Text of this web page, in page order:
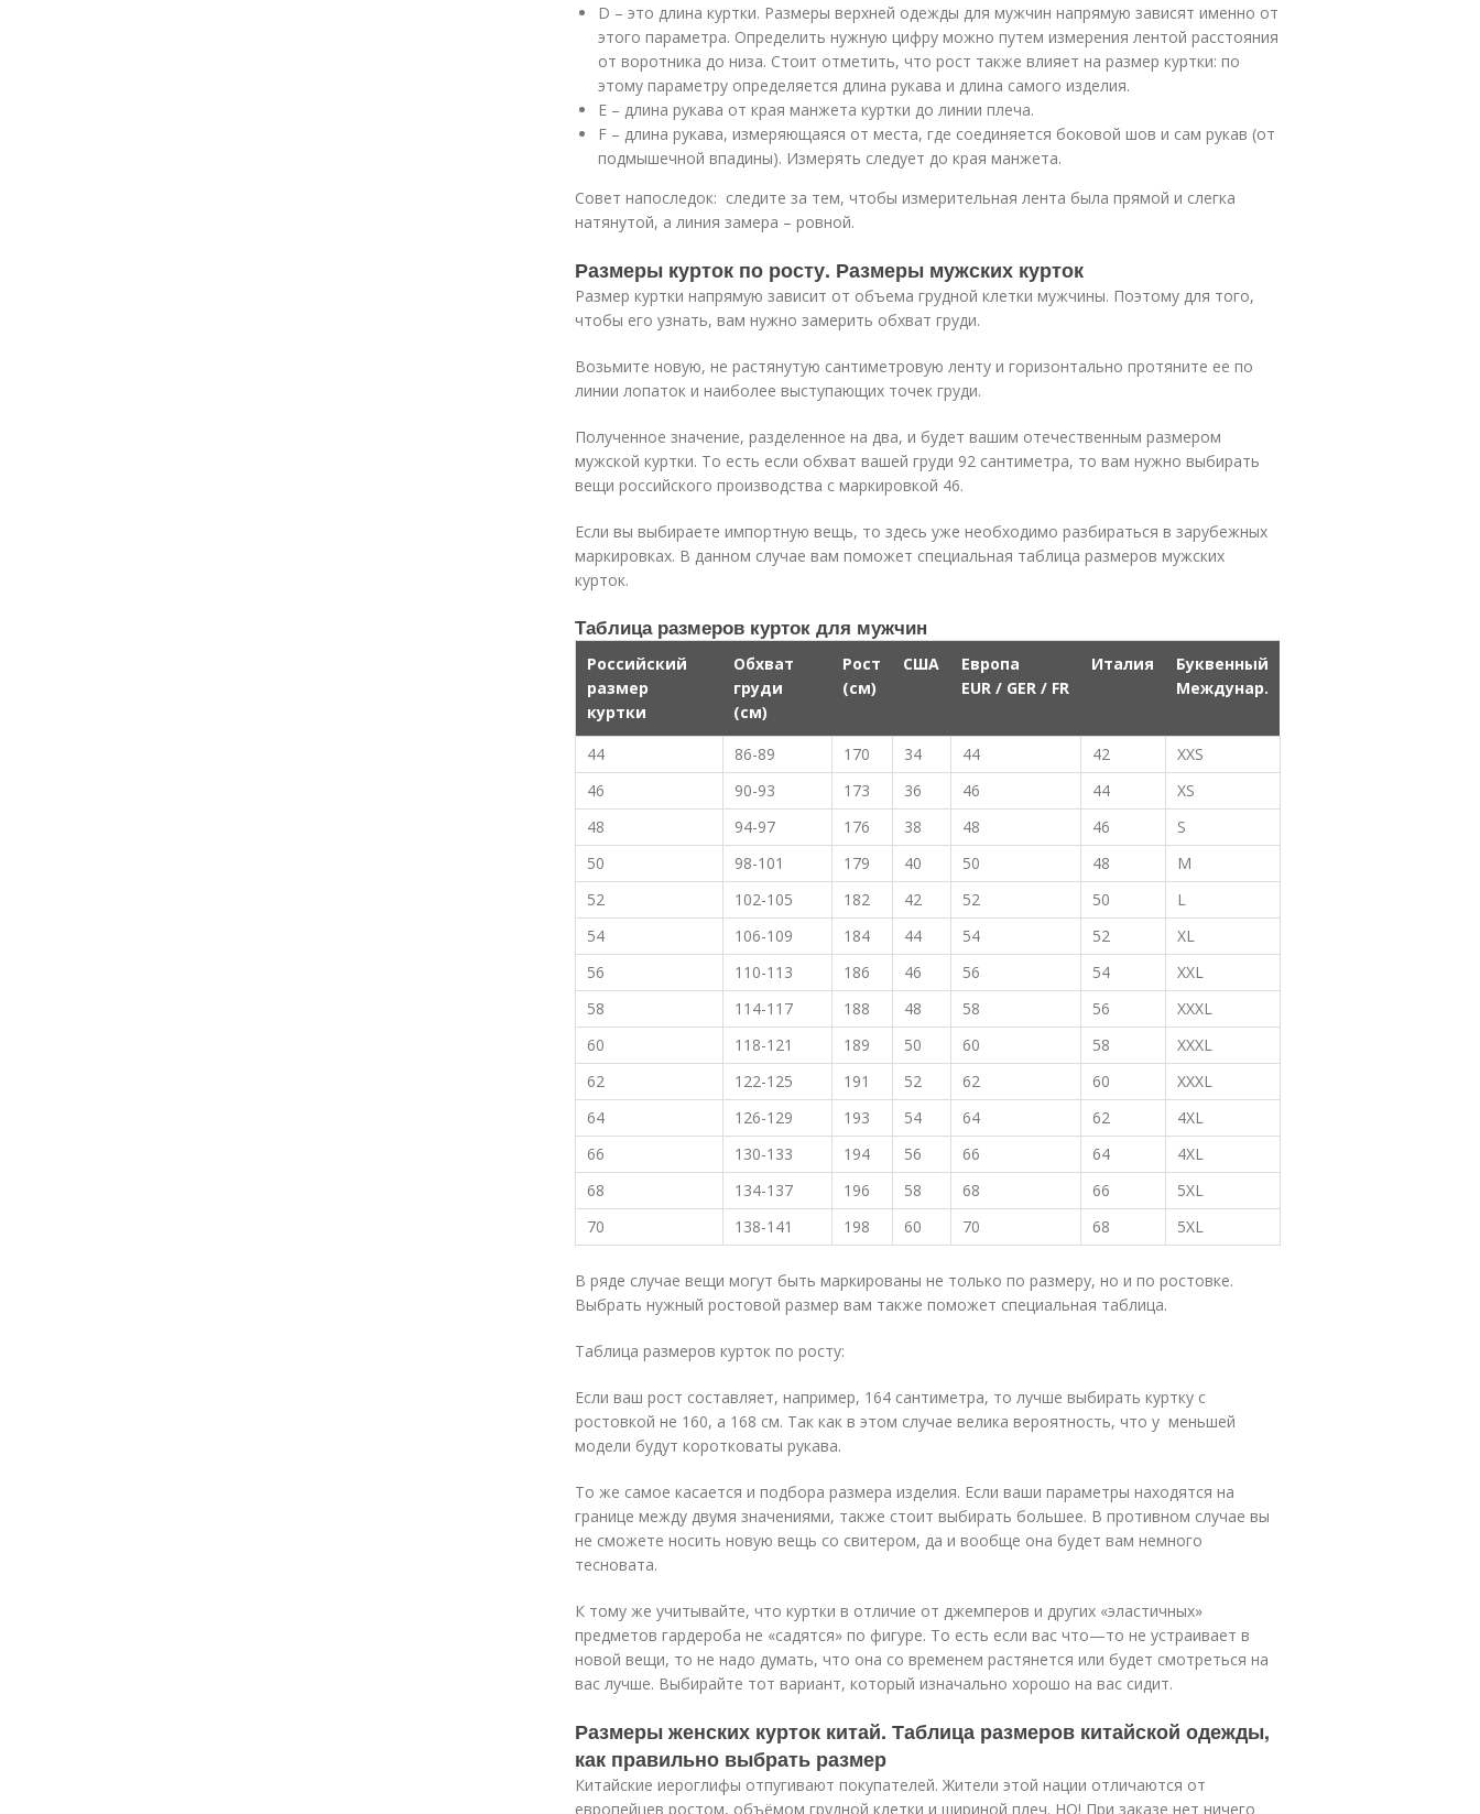
D – это длина куртки. Размеры верхней одежды для мужчин напрямую зависят именно от
этого параметра. Определить нужную цифру можно путем измерения лентой расстояния
от воротника до низа. Стоит отметить, что рост также влияет на размер куртки: по
этому параметру определяется длина рукава и длина самого изделия.
Е – длина рукава от края манжета куртки до линии плеча.
F – длина рукава, измеряющаяся от места, где соединяется боковой шов и сам рукав (от
подмышечной впадины). Измерять следует до края манжета.
Совет напоследок: следите за тем, чтобы измерительная лента была прямой и слегка
натянутой, а линия замера – ровной.
Размеры курток по росту. Размеры мужских курток
Размер куртки напрямую зависит от объема грудной клетки мужчины. Поэтому для того,
чтобы его узнать, вам нужно замерить обхват груди.
Возьмите новую, не растянутую сантиметровую ленту и горизонтально протяните ее по
линии лопаток и наиболее выступающих точек груди.
Полученное значение, разделенное на два, и будет вашим отечественным размером
мужской куртки. То есть если обхват вашей груди 92 сантиметра, то вам нужно выбирать
вещи российского производства с маркировкой 46.
Если вы выбираете импортную вещь, то здесь уже необходимо разбираться в зарубежных
маркировках. В данном случае вам поможет специальная таблица размеров мужских
курток.
Таблица размеров курток для мужчин
Российский
размер
куртки
Обхват
груди
(см)
Рост
(см)
США
Европа
EUR / GER / FR
Италия
Буквенный
Междунар.
44 86-89 170 34 44 42
XXS
46
90-93 173 36 46 44
XS
48
94-97 176 38 48 46
S
50
98-101 179 40 50 48
M
52
102-105 182 42 52 50
L
54
106-109 184 44 54 52
XL
56
110-113 186 46 56 54
XXL
58
114-117 188 48 58 56
XXXL
60
118-121 189 50 60 58
XXXL
62
122-125 191 52 62 60
XXXL
64
126-129 193 54 64 62
4XL
66
130-133 194 56 66 64
4XL
68
134-137 196 58 68 66
5XL
70
138-141 198 60 70 68 5XL
В ряде случае вещи могут быть маркированы не только по размеру, но и по ростовке.
Выбрать нужный ростовой размер вам также поможет специальная таблица.
Таблица размеров курток по росту:
Если ваш рост составляет, например, 164 сантиметра, то лучше выбирать куртку с
ростовкой не 160, а 168 см. Так как в этом случае велика вероятность, что у меньшей
модели будут коротковаты рукава.
То же самое касается и подбора размера изделия. Если ваши параметры находятся на
границе между двумя значениями, также стоит выбирать большее. В противном случае вы
не сможете носить новую вещь со свитером, да и вообще она будет вам немного
тесновата.
К тому же учитывайте, что куртки в отличие от джемперов и других «эластичных»
предметов гардероба не «садятся» по фигуре. То есть если вас что—то не устраивает в
новой вещи, то не надо думать, что она со временем растянется или будет смотреться на
вас лучше. Выбирайте тот вариант, который изначально хорошо на вас сидит.
Размеры женских курток китай. Таблица размеров китайской одежды,
как правильно выбрать размер
Китайские иероглифы отпугивают покупателей. Жители этой нации отличаются от
европейцев ростом, объёмом грудной клетки и шириной плеч. НО! При заказе нет ничего